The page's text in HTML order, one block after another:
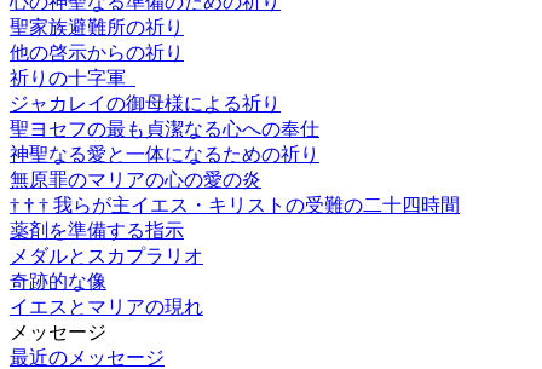
聖家族避難所の祈り
他の啓示からの祈り
祈りの十字軍
ジャカレイの御母様による祈り
聖ヨセフの最も貞潔なる心への奉仕
神聖なる愛と一体になるための祈り
無原罪のマリアの心の愛の炎
† † † 我らが主イエス・キリストの受難の二十四時間
薬剤を準備する指示
メダルとスカプラリオ
奇跡的な像
イエスとマリアの現れ
メッセージ
最近のメッセージ